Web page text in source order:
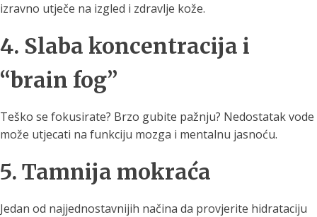
izravno utječe na izgled i zdravlje kože.
4. Slaba koncentracija i
“brain fog”
Teško se fokusirate? Brzo gubite pažnju? Nedostatak vode
može utjecati na funkciju mozga i mentalnu jasnoću.
5. Tamnija mokraća
Jedan od najjednostavnijih načina da provjerite hidrataciju